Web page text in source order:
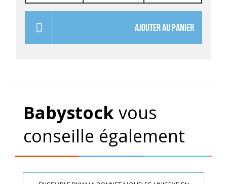
AJOUTER AU PANIER
Babystockvous
conseille également